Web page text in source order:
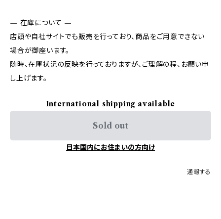
— 在庫について —
店頭や自社サイトでも販売を行っており、商品をご用意できない
場合が御座います。
随時、在庫状況の反映を行っておりますが、ご理解の程、お願い申
し上げます。
International shipping available
Sold out
日本国内にお住まいの方向け
通報する